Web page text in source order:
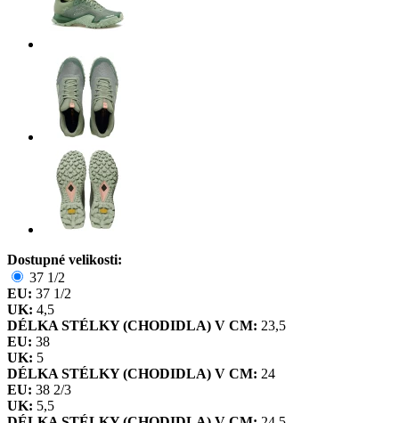
Dostupné velikosti:
37 1/2
EU: 37 1/2
UK: 4,5
DÉLKA STÉLKY (CHODIDLA) V CM: 23,5
EU: 38
UK: 5
DÉLKA STÉLKY (CHODIDLA) V CM: 24
EU: 38 2/3
UK: 5,5